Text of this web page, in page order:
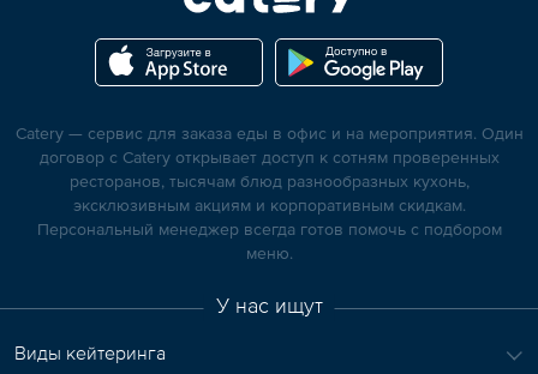
Catery — сервис для заказа еды в офис и на мероприятия. Один
договор с Catery открывает доступ к сотням проверенных
ресторанов, тысячам блюд разнообразных кухонь,
эксклюзивным акциям и корпоративным скидкам.
Персональный менеджер всегда готов помочь с подбором
меню.
У нас ищут
Виды кейтеринга